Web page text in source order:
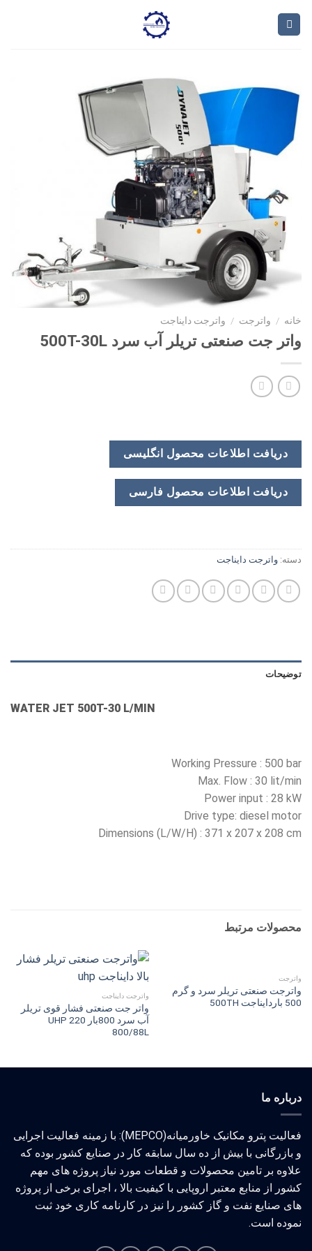
خانه / واترجت / واترجت دایناجت
واتر جت صنعتی تریلر آب سرد 500T-30L
دریافت اطلاعات محصول انگلیسی
دریافت اطلاعات محصول فارسی
دسته: واترجت دایناجت
توضیحات
WATER JET 500T-30 L/MIN
Working Pressure : 500 bar
Max. Flow : 30 lit/min
Power input : 28 kW
Drive type: diesel motor
Dimensions (L/W/H) : 371 x 207 x 208 cm
محصولات مرتبط
واترجت
واترجت صنعتی تریلر سرد و گرم
500 باردایناجت 500TH
واترجت دایناجت
واتر جت صنعتی فشار قوی تریلر
آب سرد 800بار UHP 220
800/88L
درباره ما
فعالیت پترو مکانیک خاورمیانه(MEPCO): با زمینه فعالیت اجرایی
و بازرگانی با بیش از ده سال سابقه کار در صنایع کشور بوده که
علاوه بر تامین محصولات و قطعات مورد نیاز پروژه های مهم
کشور از منابع معتبر اروپایی با کیفیت بالا ، اجرای برخی از پروژه
های صنایع نفت و گاز کشور را نیز در کارنامه کاری خود ثبت
نموده است.